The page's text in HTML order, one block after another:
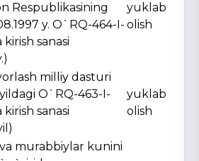
Respublikasining
y. O`RQ-464-I-
sanasi
yuklab
olish
milliy dasturi
O`RQ-463-I-
sanasi
yuklab
olish
murabbiylar kunini